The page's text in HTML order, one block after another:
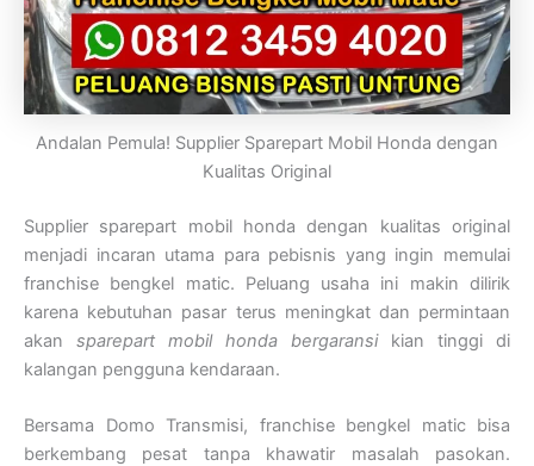
Andalan Pemula! Supplier Sparepart Mobil Honda dengan
Kualitas Original
Supplier sparepart mobil honda dengan kualitas original
menjadi incaran utama para pebisnis yang ingin memulai
franchise bengkel matic. Peluang usaha ini makin dilirik
karena kebutuhan pasar terus meningkat dan permintaan
akan sparepart mobil honda bergaransikian tinggi di
kalangan pengguna kendaraan.
Bersama Domo Transmisi, franchise bengkel matic bisa
berkembang pesat tanpa khawatir masalah pasokan.